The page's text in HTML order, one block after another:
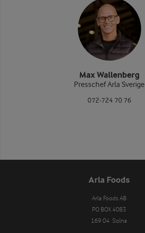
Max Wallenberg
Presschef Arla Sverige
072-724 70 76
Arla Foods
Arla Foods AB
PO BOX 4083
169 04  Solna